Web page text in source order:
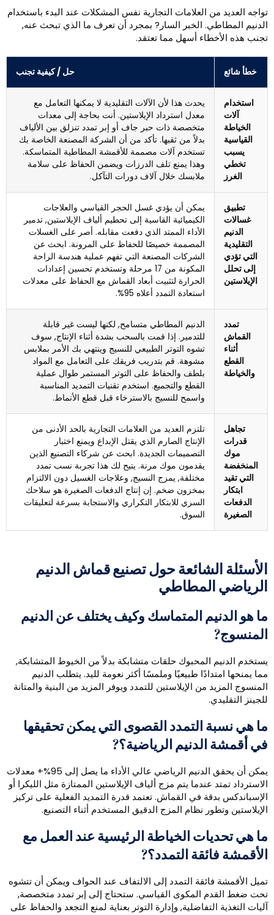
العديد من العلامات التجارية نفس المشكلات عند البدء باستخدام
المطاطي. الخبر السار? بمجرد أن تعرف ما الذي تبحث عنه,
هذه الأخطاء أسهل مما تعتقد.
خطأ شائع حل / كيفية تجنب
استخدام
آلات
الخياطة
القياسية
يسبب
تخطي
الغرز
يحدث هذا لأن الآلات التقليدية لا يمكنها التعامل مع
معدل استرداد الإيلاستين. أنت بحاجة إلى معدات
متخصصة ذات حبر جاف أو إبر تمدد تنزلق بين الألياف
بدلاً من ثقبها. تأكد من أن الشركة المصنعة الخاصة بك
تستخدم آلات مصممة للأقمشة المطاطية المتماسكة.
وهذا يمنع تلف الدرزات ويضمن الحفاظ على سلامة
ملابسك خلال آلاف دورات التآكل.
تطبيق
غسالات
الدنيم
التقليدية
التي تؤدي
إلى تحلل
الإيلاستين
يمكن أن يؤدي غسل الحجر القياسي والعلاجات
الكيميائية القاسية إلى تحطيم ألياف الإيلاستين, تدمير
الأداء الممتد الذي دفعت مقابله. أصر على الغسلات
المصممة خصيصًا للحفاظ على المرونة. ابحث عن
الشركات المصنعة التي تفهم عملية هندسة الراحة
المكونة من 17 مرحلة وتستخدم تحسين إعدادات
الحرارة لتثبيت أبعاد القماش مع الحفاظ على معدلات
استعادة التمدد أعلاه 95%.
تمدد
القماش
أثناء
القطع
والخياطة
الدنيم المطاطي متسامح, لكنها ليست غير قابلة
للتدمير. إذا قمت بالسحب بشدة أثناء الإنتاج, سوف
تشوه التوتر الطبيعي للنسيج وينتهي بك الأمر بملابس
مشوهة. قم بتدريب فريقك على التعامل مع المواد
بلطف والحفاظ على التوتر المستمر طوال عملية
القطع والتجميع. استخدم تقنيات التمديد المناسبة
واسمح للنسيج بالاسترخاء قبل قطع الأنماط.
تجاهل
قدرات
موك
المنخفضة
التي تقيد
ابتكار
الدفعات
الصغيرة
تلتزم العديد من العلامات التجارية بالحد الأدنى من
الإنتاج الصارم الذي يقتل الإبداع ويمنع اختبار
التصميمات الجديدة. ابحث عن شركاء التصنيع الذين
يقدمون موك مرنة. يتيح لك هذا تجربة نسب تمدد
مختلفة, يمزج النسيج, وعلاجات الغسيل دون الالتزام
بمخزون ضخم. إن إنتاج الدفعات الصغيرة هو سلاحك
السري للابتكار التكراري والاستجابة بسرعة لتعليقات
السوق.
الشائعة حول تصنيع قماش الدنيم
المطاطي
هو الدنيم المتماسك وكيف يختلف عن الدنيم
الدنيم المحبوك حلقات متشابكة بدلاً من الخيوط المتشابكة,
يمنحها امتدادًا طبيعيًا وملمسًا أكثر نعومة لليد. يتطلب الدنيم
المزيد من الإيلاستين للتمدد ويوفر المزيد من البنية والمتانة
التقليدي.
هي نسبة التمدد القصوى التي يمكن تحقيقها
أقمشة الدنيم الرياضية؟?
يمكن أن يحقق الدنيم الرياضي عالي الأداء ما يصل إلى 95%+ معدلات
تمتد عندما يتم مزج ألياف الإيلاستين الممتازة مثل الليكرا أو
بدقة في القماش. تعتمد قدرة التمديد الفعلية على تركيز
وتطور نظام المزج الدقيق المستخدم أثناء التصنيع.
هي تحديات الخياطة الرئيسية عند العمل مع
فائقة التمدد؟?
الأقمشة فائقة التمدد إلى الالتفاف عند الحواف ويمكن أن تتشوه
ضغط القدم المكوى القياسي. ستحتاج إلى إبر تمدد متخصصة,
التغذية التفاضلية, وإدارة التوتر بعناية لمنع التجعد والحفاظ على